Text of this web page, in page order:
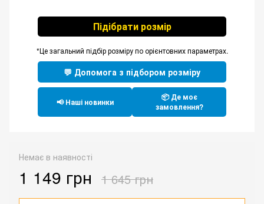
Підібрати розмір
*Це загальний підбір розміру по орієнтовних параметрах.
💬 Допомога з підбором розміру
📢 Наші новинки
📦 Де моє
замовлення?
Немає в наявності
1 149 грн 1 645 грн